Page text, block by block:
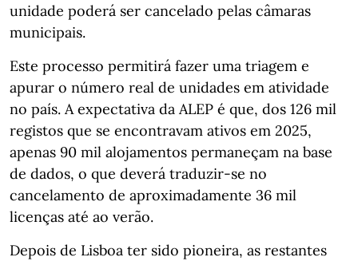
unidade poderá ser cancelado pelas câmaras
municipais.
Este processo permitirá fazer uma triagem e
apurar o número real de unidades em atividade
no país. A expectativa da ALEP é que, dos 126 mil
registos que se encontravam ativos em 2025,
apenas 90 mil alojamentos permaneçam na base
de dados, o que deverá traduzir-se no
cancelamento de aproximadamente 36 mil
licenças até ao verão.
Depois de Lisboa ter sido pioneira, as restantes